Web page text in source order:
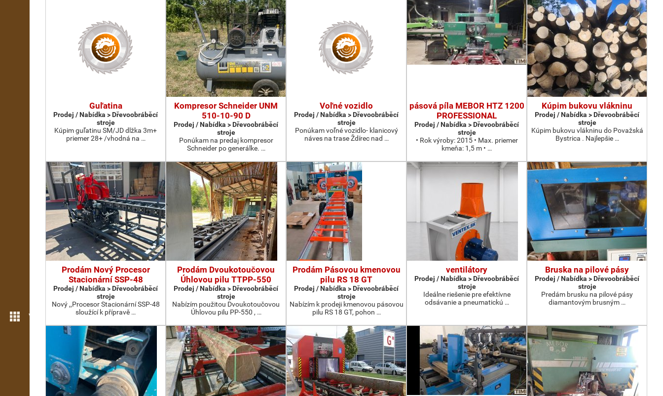
Více možností
Guľatina
Prodej / Nabídka > Dřevoobráběcí
stroje
Kúpim guľatinu SM/JD dlžka 3m+
priemer 28+ /vhodná na …
Kompresor Schneider UNM
510-10-90 D
Prodej / Nabídka > Dřevoobráběcí
stroje
Ponúkam na predaj kompresor
Schneider po generálke. …
Voľné vozidlo
Prodej / Nabídka > Dřevoobráběcí
stroje
Ponúkam voľné vozidlo- klanicový
náves na trase Ždírec nad …
pásová píla MEBOR HTZ 1200
PROFESSIONAL
Prodej / Nabídka > Dřevoobráběcí
stroje
• Rok výroby: 2015 • Max. priemer
kmeňa: 1,5 m • …
Kúpim bukovu vlákninu
Prodej / Nabídka > Dřevoobráběcí
stroje
Kúpim bukovu vlákninu do Považská
Bystrica . Najlepšie …
Prodám Nový Procesor
Stacionární SSP-48
Prodej / Nabídka > Dřevoobráběcí
stroje
Nový ,,Procesor Stacionární SSP-48
sloužící k přípravě …
Prodám Dvoukotoučovou
Úhlovou pilu TTPP-550
Prodej / Nabídka > Dřevoobráběcí
stroje
Nabízím použitou Dvoukotoučovou
Úhlovou pilu PP-550 , …
Prodám Pásovou kmenovou
pilu RS 18 GT
Prodej / Nabídka > Dřevoobráběcí
stroje
Nabízím k prodeji kmenovou pásovou
pilu RS 18 GT, pohon …
ventilátory
Prodej / Nabídka > Dřevoobráběcí
stroje
Ideálne riešenie pre efektívne
odsávanie a pneumatickú …
Bruska na pilové pásy
Prodej / Nabídka > Dřevoobráběcí
stroje
Predám brusku na pilové pásy
diamantovým brusným …